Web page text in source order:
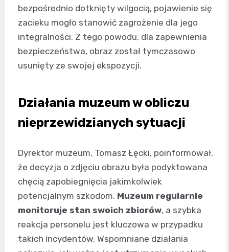
bezpośrednio dotknięty wilgocią, pojawienie się
zacieku mogło stanowić zagrożenie dla jego
integralności. Z tego powodu, dla zapewnienia
bezpieczeństwa, obraz został tymczasowo
usunięty ze swojej ekspozycji.
Działania muzeum w obliczu
nieprzewidzianych sytuacji
Dyrektor muzeum, Tomasz Łęcki, poinformował,
że decyzja o zdjęciu obrazu była podyktowana
chęcią zapobiegnięcia jakimkolwiek
potencjalnym szkodom. Muzeum regularnie
monitoruje stan swoich zbiorów, a szybka
reakcja personelu jest kluczowa w przypadku
takich incydentów. Wspomniane działania